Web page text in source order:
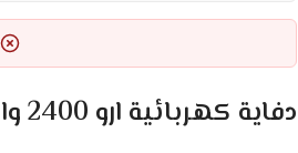
دفاية كهربائية ارو 2400 وات 4 شمعات – أحمر :